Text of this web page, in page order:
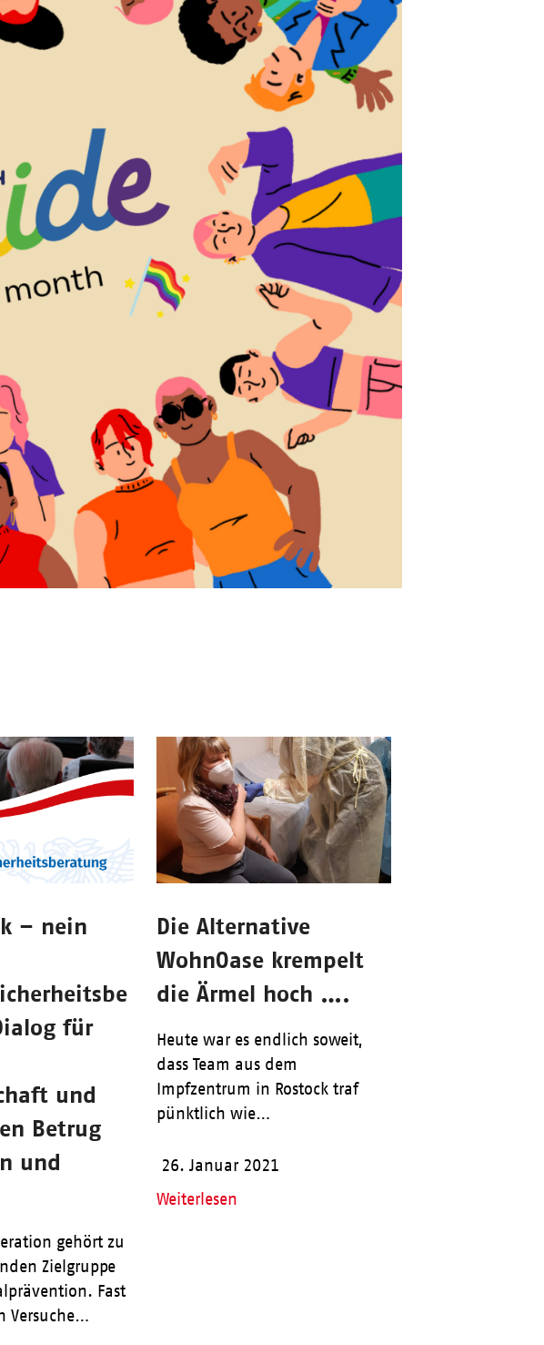
– nein
für
und
Betrug
und
gehört zu
Zielgruppe
Fast
Versuche…
Die Alternative
WohnOase krempelt
die Ärmel hoch ….
Heute war es endlich soweit,
dass Team aus dem
Impfzentrum in Rostock traf
pünktlich wie…
26. Januar 2021
Weiterlesen